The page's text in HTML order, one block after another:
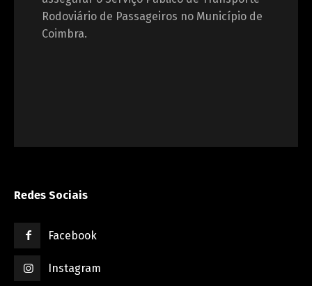
Rodoviário de Passageiros no Município de
Coimbra.
Redes Sociais
Facebook
Instagram